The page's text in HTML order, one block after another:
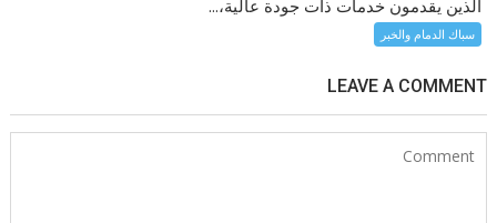
الذين يقدمون خدمات ذات جودة عالية،...
سباك الدمام والخبر
LEAVE A COMMENT